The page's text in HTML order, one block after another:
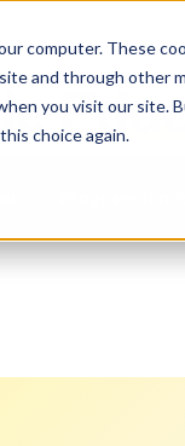
computer. These
and through other
you visit our site.
choice again.